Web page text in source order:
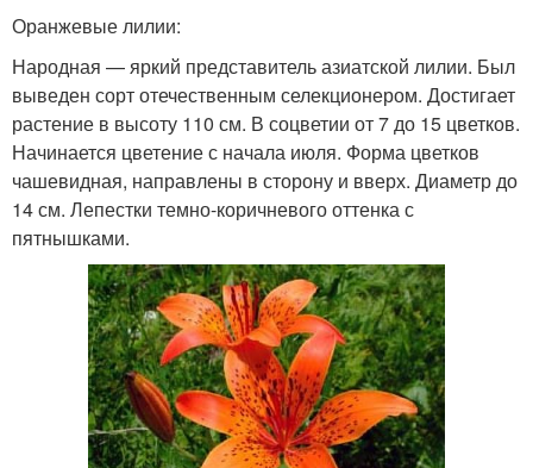
Оранжевые лилии:
Народная — яркий представитель азиатской лилии. Был
выведен сорт отечественным селекционером. Достигает
растение в высоту 110 см. В соцветии от 7 до 15 цветков.
Начинается цветение с начала июля. Форма цветков
чашевидная, направлены в сторону и вверх. Диаметр до
14 см. Лепестки темно-коричневого оттенка с
пятнышками.